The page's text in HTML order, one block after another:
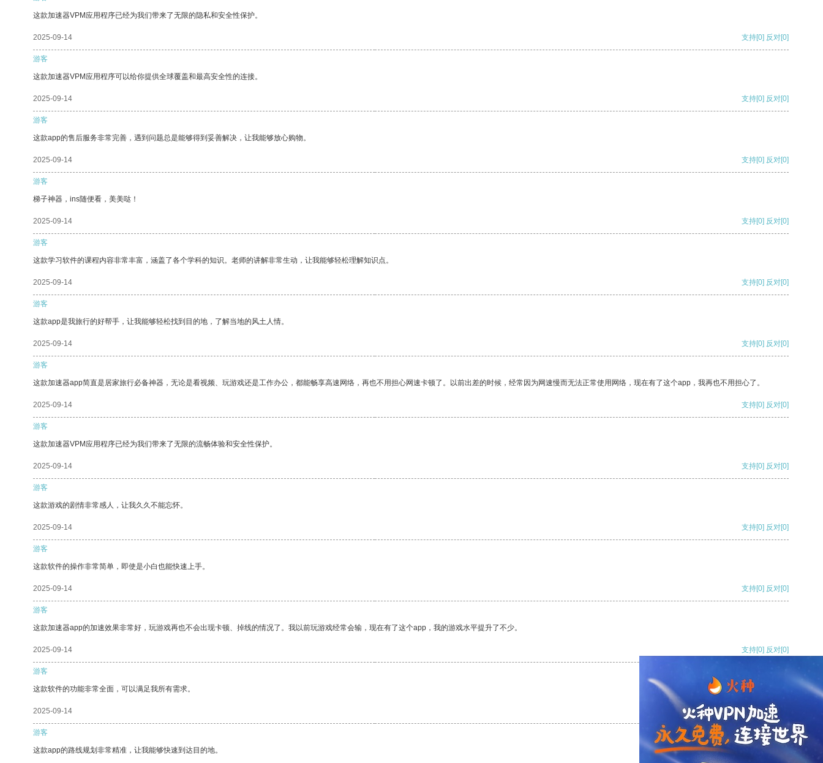
这款加速器VPM应用程序已经为我们带来了无限的隐私和安全性保护。
2025-09-14 支持[0] 反对[0]
游客
这款加速器VPM应用程序可以给你提供全球覆盖和最高安全性的连接。
2025-09-14 支持[0] 反对[0]
游客
这款app的售后服务非常完善，遇到问题总是能够得到妥善解决，让我能够放心购物。
2025-09-14 支持[0] 反对[0]
游客
梯子神器，ins随便看，美美哒！
2025-09-14 支持[0] 反对[0]
游客
这款学习软件的课程内容非常丰富，涵盖了各个学科的知识。老师的讲解非常生动，让我能够轻松理解知识点。
2025-09-14 支持[0] 反对[0]
游客
这款app是我旅行的好帮手，让我能够轻松找到目的地，了解当地的风土人情。
2025-09-14 支持[0] 反对[0]
游客
这款加速器app简直是居家旅行必备神器，无论是看视频、玩游戏还是工作办公，都能畅享高速网络，再也不用担心网速卡顿了。以前出差的时候，经常因为网速慢而无法正常使用网络，现在有了这个app，我再也不用担心了。
2025-09-14 支持[0] 反对[0]
游客
这款加速器VPM应用程序已经为我们带来了无限的流畅体验和安全性保护。
2025-09-14 支持[0] 反对[0]
游客
这款游戏的剧情非常感人，让我久久不能忘怀。
2025-09-14 支持[0] 反对[0]
游客
这款软件的操作非常简单，即使是小白也能快速上手。
2025-09-14 支持[0] 反对[0]
游客
这款加速器app的加速效果非常好，玩游戏再也不会出现卡顿、掉线的情况了。我以前玩游戏经常会输，现在有了这个app，我的游戏水平提升了不少。
2025-09-14 支持[0] 反对[0]
游客
这款软件的功能非常全面，可以满足我所有需求。
2025-09-14 支持[0] 反对
游客
这款app的路线规划非常精准，让我能够快速到达目的地。